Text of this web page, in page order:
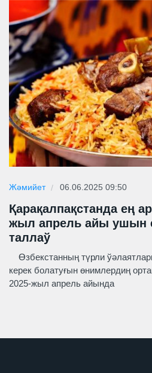
Жәмийет 06.06.2025 09:50
Қарақалпақстанда ең
жыл апрель айы ушын
таллаў
Өзбекстанның түрли
керек болатуғын өнимлердиң
2025-жыл апрель айында